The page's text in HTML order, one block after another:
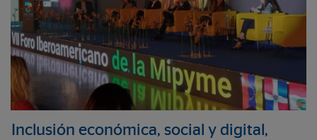
Inclusión económica, social y digital,